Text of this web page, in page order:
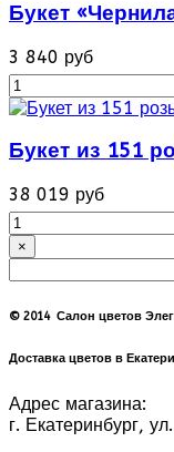
Букет
3 840 руб
Букет из 151
38 019 руб
×
© 2014 Салон цветов
Доставка цветов в
Адрес магазина:
г. Екатеринбург,